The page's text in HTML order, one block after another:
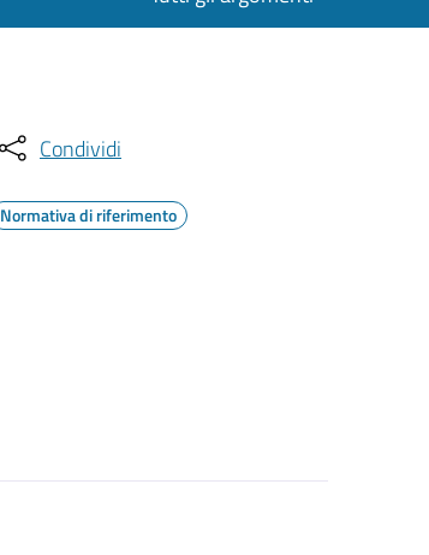
Condividi
Normativa di riferimento